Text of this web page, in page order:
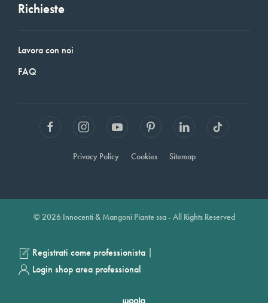
Richieste
Lavora con noi
FAQ
Privacy Policy Cookies Sitemap
© 2026 Innocenti & Mangoni Piante ssa - All Rights Reserved
Registrati come professionista |
Login shop area professional